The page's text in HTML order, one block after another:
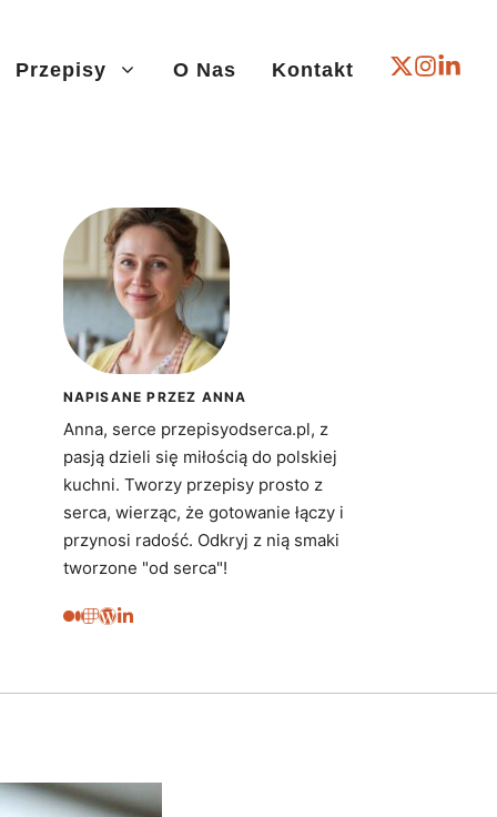
Przepisy O Nas Kontakt
NAPISANE PRZEZ ANNA
Anna, serce przepisyodserca.pl, z
pasją dzieli się miłością do polskiej
kuchni. Tworzy przepisy prosto z
serca, wierząc, że gotowanie łączy i
przynosi radość. Odkryj z nią smaki
tworzone "od serca"!